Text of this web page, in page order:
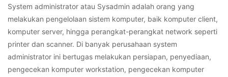
System administrator atau Sysadmin adalah orang yang
melakukan pengelolaan sistem komputer, baik komputer client,
komputer server, hingga perangkat-perangkat network seperti
printer dan scanner. Di banyak perusahaan system
administrator ini bertugas melakukan persiapan, penyediaan,
pengecekan komputer workstation, pengecekan komputer